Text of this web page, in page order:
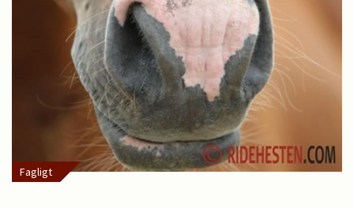
Fagligt